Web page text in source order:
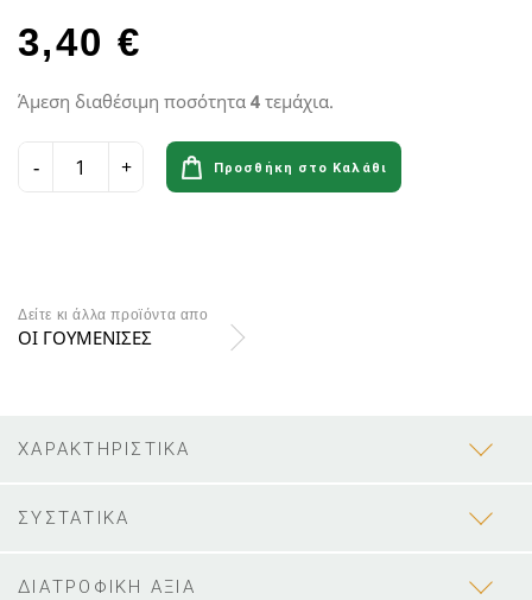
3,40 €
Άμεση διαθέσιμη ποσότητα 4 τεμάχια.
Προσθήκη στο Καλάθι
Δείτε κι άλλα προϊόντα απο
ΟΙ ΓΟΥΜΕΝΙΣΕΣ
ΧΑΡΑΚΤΗΡΙΣΤΙΚΑ
ΣΥΣΤΑΤΙΚΑ
ΔΙΑΤΡΟΦΙΚΗ ΑΞΙΑ